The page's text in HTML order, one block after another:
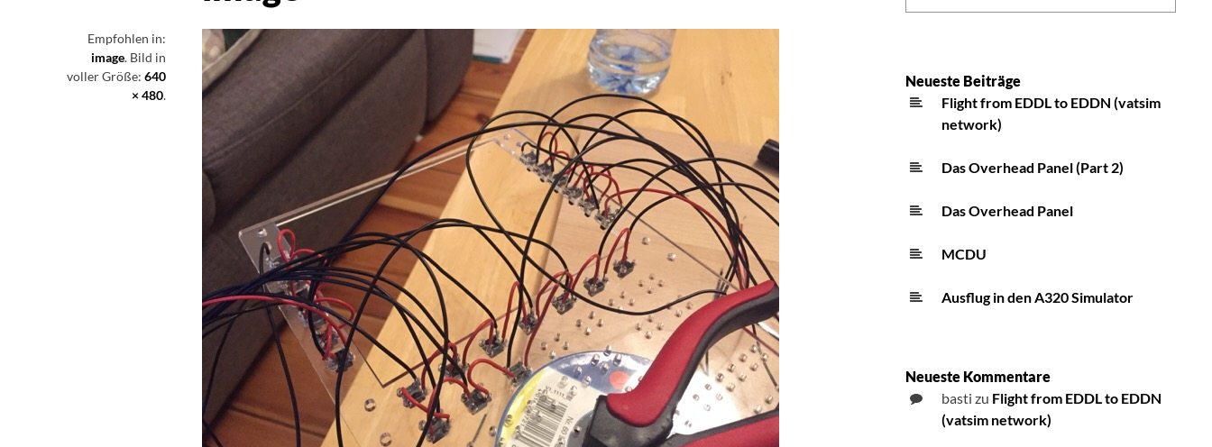
Empfohlen in:
image. Bild in
voller Größe: 640
× 480.
Neueste Beiträge
Flight from EDDL to EDDN (vatsim
network)
Das Overhead Panel (Part 2)
Das Overhead Panel
MCDU
Ausflug in den A320 Simulator
Neueste Kommentare
basti zu Flight from EDDL to EDDN
(vatsim network)